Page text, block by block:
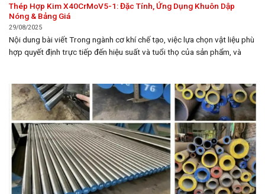
Thép Hợp Kim X40CrMoV5-1: Đặc Tính, Ứng Dụng Khuôn Dập
Nóng & Bảng Giá
29/08/2025
Nội dung bài viết Trong ngành cơ khí chế tạo, việc lựa chọn vật liệu phù
hợp quyết định trực tiếp đến hiệu suất và tuổi thọ của sản phẩm, và